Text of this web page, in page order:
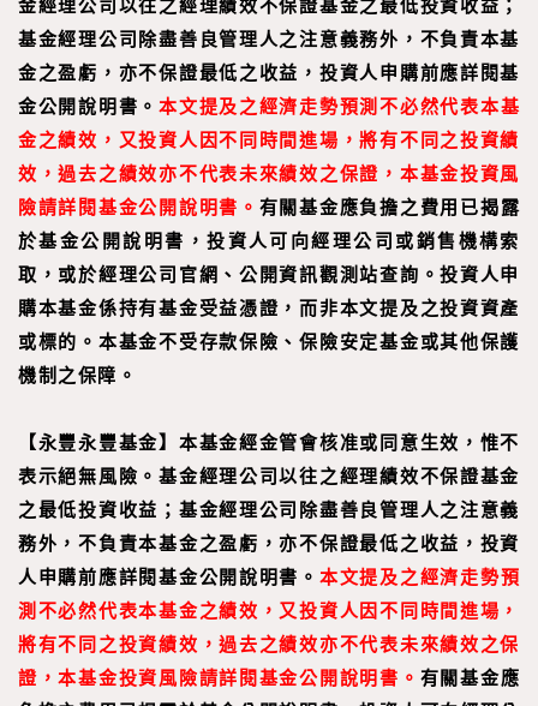
金經理公司以往之經理績效不保證基金之最低投資收益；
基金經理公司除盡善良管理人之注意義務外，不負責本基
金之盈虧，亦不保證最低之收益，投資人申購前應詳閱基
金公開說明書。本文提及之經濟走勢預測不必然代表本基
金之績效，又投資人因不同時間進場，將有不同之投資績
效，過去之績效亦不代表未來績效之保證，本基金投資風
險請詳閱基金公開說明書。 有關基金應負擔之費用已揭露
於基金公開說明書，投資人可向經理公司或銷售機構索
取，或於經理公司官網、公開資訊觀測站查詢。投資人申
購本基金係持有基金受益憑證，而非本文提及之投資資產
或標的。本基金不受存款保險、保險安定基金或其他保護
機制之保障。
【永豐永豐基金】本基金經金管會核准或同意生效，惟不
表示絕無風險。基金經理公司以往之經理績效不保證基金
之最低投資收益；基金經理公司除盡善良管理人之注意義
務外，不負責本基金之盈虧，亦不保證最低之收益，投資
人申購前應詳閱基金公開說明書。 本文提及之經濟走勢預
測不必然代表本基金之績效，又投資人因不同時間進場，
將有不同之投資績效，過去之績效亦不代表未來績效之保
證，本基金投資風險請詳閱基金公開說明書。 有關基金應